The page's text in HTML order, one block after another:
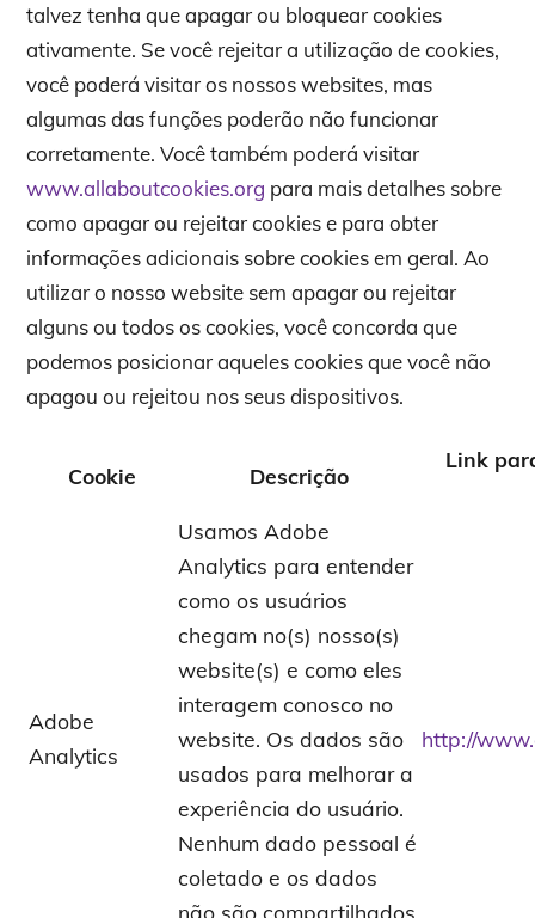
talvez tenha que apagar ou bloquear cookies
ativamente. Se você rejeitar a utilização de cookies,
você poderá visitar os nossos websites, mas
algumas das funções poderão não funcionar
corretamente. Você também poderá visitar
www.allaboutcookies.org para mais detalhes sobre
como apagar ou rejeitar cookies e para obter
informações adicionais sobre cookies em geral. Ao
utilizar o nosso website sem apagar ou rejeitar
alguns ou todos os cookies, você concorda que
podemos posicionar aqueles cookies que você não
apagou ou rejeitou nos seus dispositivos.
Cookie Descrição
Link
Adobe
Analytics
Usamos Adobe
Analytics para entender
como os usuários
chegam no(s) nosso(s)
website(s) e como eles
interagem conosco no
website. Os dados são
usados para melhorar a
experiência do usuário.
Nenhum dado pessoal é
coletado e os dados
não são compartilhados
http://